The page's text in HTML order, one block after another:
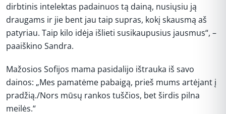
dirbtinis intelektas padainuos tą dainą, nusiųsiu ją
draugams ir jie bent jau taip supras, kokį skausmą aš
patyriau. Taip kilo idėja išlieti susikaupusius jausmus“, –
paaiškino Sandra.
Mažosios Sofijos mama pasidalijo ištrauka iš savo
dainos: „Mes pamatėme pabaigą, prieš mums artėjant į
pradžią./Nors mūsų rankos tuščios, bet širdis pilna
meilės.“